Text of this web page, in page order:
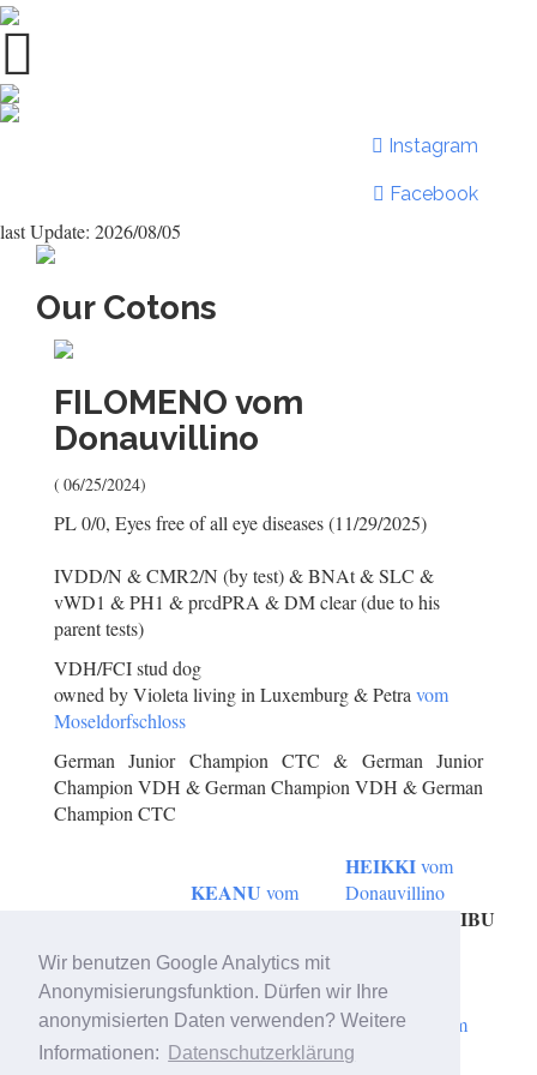
Wir benutzen Google Analytics mit
Anonymisierungsfunktion. Dürfen wir Ihre
anonymisierten Daten verwenden? Weitere
Informationen:
Datenschutzerklärung
Instagram
Facebook
last Update: 2026/08/05
Our Cotons
FILOMENO vom
Donauvillino
( 06/25/2024)
PL 0/0, Eyes free of all eye diseases (11/29/2025)
IVDD/N & CMR2/N (by test) & BNAt & SLC &
vWD1 & PH1 & prcdPRA & DM clear (due to his
parent tests)
VDH/FCI stud dog
owned by Violeta living in Luxemburg & Petra vom
Moseldorfschloss
German Junior Champion CTC & German Junior
Champion VDH & German Champion VDH & German
Champion CTC
Donauvillino
KEANU vom
HEIKKIvom
Donauvillino
MALIBU
ZELENIAvom
Donauvillino
Hearts
ROXANA
vom
Donauvillino